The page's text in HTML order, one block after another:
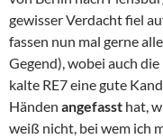
gewisser Verdacht fiel
fassen nun mal gerne
Gegend), wobei auch
kalte RE7 eine gute
Händen angefasst hat,
weiß nicht, bei wem ich